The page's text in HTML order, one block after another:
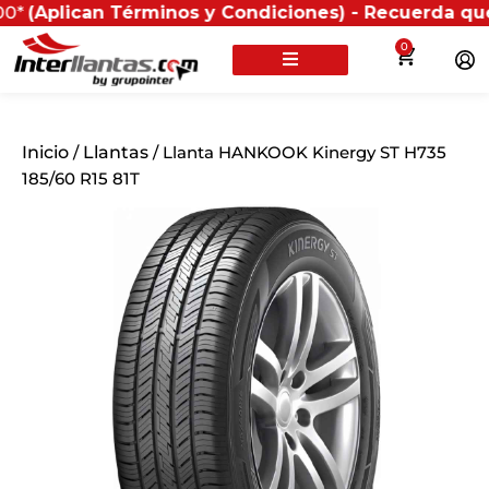
Términos y Condiciones) - Recuerda que si
0
Inicio / Llantas / Llanta HANKOOK Kinergy ST H735
185/60 R15 81T